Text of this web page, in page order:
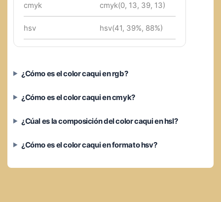
cmyk cmyk(0, 13, 39, 13)
hsv hsv(41, 39%, 88%)
¿Cómo es el color caqui en rgb?
¿Cómo es el color caqui en cmyk?
¿Cúal es la composición del color caqui en hsl?
¿Cómo es el color caqui en formato hsv?